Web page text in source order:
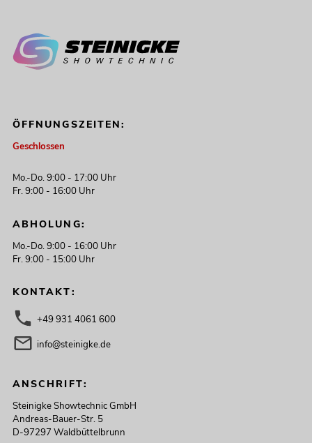
ÖFFNUNGSZEITEN:
Geschlossen
Mo.-Do. 9:00 - 17:00 Uhr
Fr. 9:00 - 16:00 Uhr
ABHOLUNG:
Mo.-Do. 9:00 - 16:00 Uhr
Fr. 9:00 - 15:00 Uhr
KONTAKT:
+49 931 4061 600
info@steinigke.de
ANSCHRIFT:
Steinigke Showtechnic GmbH
Andreas-Bauer-Str. 5
D-97297 Waldbüttelbrunn